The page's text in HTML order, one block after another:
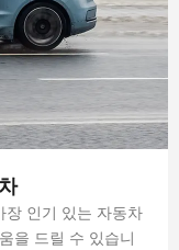
장 인기 있는 자동차
을 드릴 수 있습니